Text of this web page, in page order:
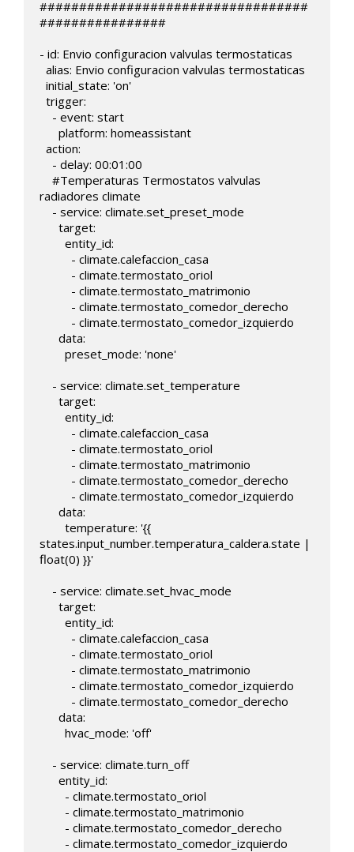
##################################
################
- id: Envio configuracion valvulas termostaticas
radiadores climate
states.input_number.temperatura_caldera.state |
float(0) }}'